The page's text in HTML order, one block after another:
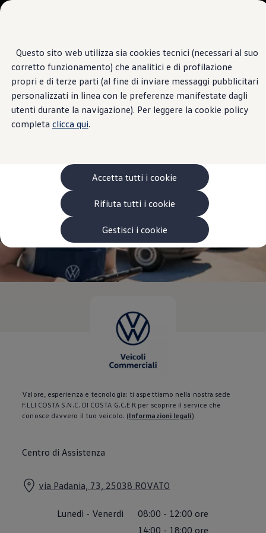
Questo sito web utilizza sia cookies tecnici (necessari al suo
corretto funzionamento) che analitici e di profilazione
propri e di terze parti (al fine di inviare messaggi pubblicitari
personalizzati in linea con le preferenze manifestate dagli
utenti durante la navigazione). Per leggere la cookie policy
completa clicca qui.
Accetta tutti i cookie
Rifiuta tutti i cookie
Gestisci i cookie
Passa ai
contenuti
principali
Passa
a
fondo
pagina
VanLife
Pick-up
Veicoli Commerciali Elettrici
Van
Modelli precedenti
Confronta i modelli
Configurazioni salvate
Volkswagen Auto
Acquista il tuo Veicolo Volkswagen
Ecoincentivi Volkswagen
5 Plus
Usato Certificato
Garanzia Usato
Assicurazioni
Clienti Business
Gamma, promozioni e servizi
Service Flotte
Area Contatti Clienti Business
Servizi Finanziari
Progetto Valore Volkswagen
Leasing Finanziario
Servizi Assicurativi
Polizza Protezione Credito
Assicurazione GAP Protezioneventi
Estensione Garanzia Usato
Furto e incendio
Safe inMotion e Capital Safe +
Allestimenti e personalizzazioni
Allestimenti chiavi in mano
Trasporto persone con disabilità
Mobilità elettrica e Ibrida Plug-In
Soluzioni di ricarica e autonomia
Simulatore dell’autonomia
Ricarica domestica
Ricarica in movimento
F.LLI COSTA
| 5 Recensioni
Valore, esperienza e tecnologia: ti aspettiamo nella nostra sede
F.LLI COSTA S.N.C. DI COSTA G.C.E R per scoprire il service che
conosce davvero il tuo veicolo. (Informazioni legali)
Centro di Assistenza
via Padania, 73, 25038 ROVATO
Lunedì - Venerdì 08:00 - 12:00 ore
14:00 - 18:00 ore